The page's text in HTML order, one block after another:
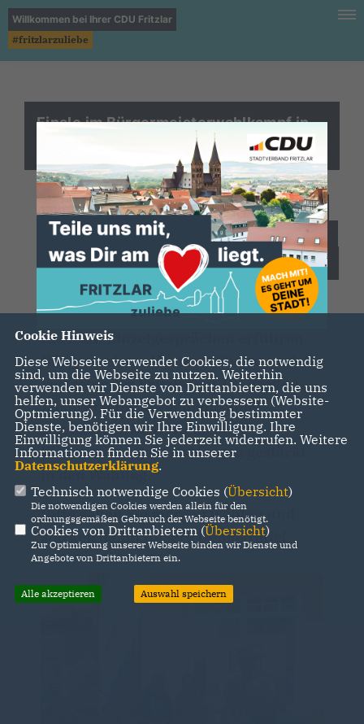
Willkommen bei Ihrer CDU Fritzlar
#fritzlarzuliebe
Finale im Bürgermeisterwahlkampf in
der Fritzlarer Fußgängerzone.
Großer Zuspruch für Bürgermeister
Hartmut Spogat während des letzten
Wahlkampfstandes vor der morgigen
Bürgermeisterwahl.
In vielen Einzelgesprächen erfuhren
Bürgermeister Hartmut Spogat und die
Vertreter der Fritzlarer CDU großen
Zuspruch für die gemeinsame
geleistete Arbeit. Mit diesem
Rückenwind geht es Morgen gestärkt
in den Wahltag.
Bitte gehen Sie morgen wählen und
stärken damit unsere Demokratie!
Cookie Hinweis
Diese Webseite verwendet Cookies, die notwendig
sind, um die Webseite zu nutzen. Weiterhin
verwenden wir Dienste von Drittanbietern, die uns
helfen, unser Webangebot zu verbessern (Website-
Optmierung). Für die Verwendung bestimmter
Dienste, benötigen wir Ihre Einwilligung. Ihre
Einwilligung können Sie jederzeit widerrufen. Weitere
Informationen finden Sie in unserer
Datenschutzerklärung.
Technisch notwendige Cookies (Übersicht)
Die notwendigen Cookies werden allein für den
ordnungsgemäßen Gebrauch der Webseite benötigt.
Cookies von Drittanbietern (Übersicht)
Zur Optimierung unserer Webseite binden wir Dienste und
Angebote von Drittanbietern ein.
Alle akzeptieren Auswahl speichern